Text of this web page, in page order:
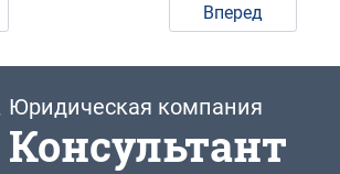
Вперед
Юридическая компания
Консультант